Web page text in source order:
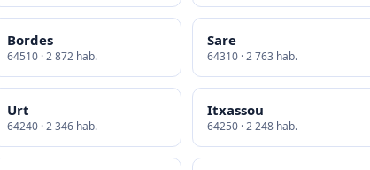
Bordes
64510 · 2 872 hab.
Sare
64310 · 2 763 hab.
Urt
64240 · 2 346 hab.
Itxassou
64250 · 2 248 hab.